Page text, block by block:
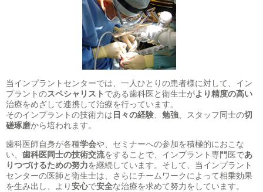
当インプラントセンターでは、一人ひとりの患者様に対して、イン
プラントのスペシャリスト である歯科医と衛生士がより精度の高い
治療をめざして連携して治療を行っています。
そのインプラントの技術力は 日々の経験 勉強 、スタッフ同士の切
磋琢磨から培われます。
歯科医師自身が各種学会や、セミナーへの参加を積極的におこな
い、 歯科医同士の技術交流をすることで、インプラント専門医であ
りつづけるための努力を継続しています。そして、当インプラント
センターの医師と衛生士は、さらにチームワークによって相乗効果
を生み出し、より安心で安全な治療を求めて努力をしています。